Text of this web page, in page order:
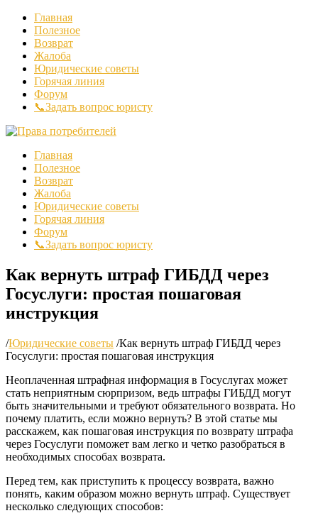
Главная
Полезное
Возврат
Жалоба
Юридические советы
Горячая линия
Форум
📞Задать вопрос юристу
Главная
Полезное
Возврат
Жалоба
Юридические советы
Горячая линия
Форум
📞Задать вопрос юристу
Как вернуть штраф ГИБДД через
Госуслуги: простая пошаговая
инструкция
/Юридические советы /Как вернуть штраф ГИБДД через
Госуслуги: простая пошаговая инструкция
Неоплаченная штрафная информация в Госуслугах может
стать неприятным сюрпризом, ведь штрафы ГИБДД могут
быть значительными и требуют обязательного возврата. Но
почему платить, если можно вернуть? В этой статье мы
расскажем, как пошаговая инструкция по возврату штрафа
через Госуслуги поможет вам легко и четко разобраться в
необходимых способах возврата.
Перед тем, как приступить к процессу возврата, важно
понять, каким образом можно вернуть штраф. Существует
несколько следующих способов: